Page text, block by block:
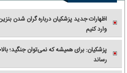
اظهارات جدید پزشکیان درباره گران شدن
وارد کنیم
پزشکیان: برای همیشه که نمی‌توان جنگید؛
رساند